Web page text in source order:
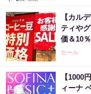
【カル
ティや
価＆10
セール
【1000
ィーナ